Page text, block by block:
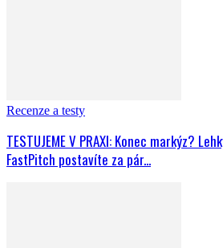
Recenze a testy
TESTUJEME V PRAXI: Konec markýz?
FastPitch postavíte za pár...